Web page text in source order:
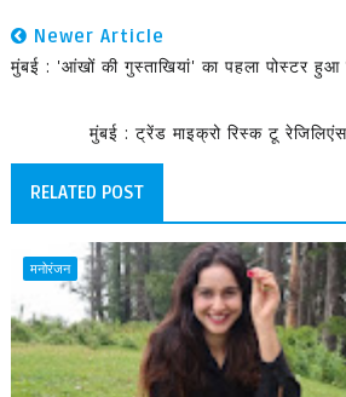
Newer Article
मुंबई : 'आंखों की गुस्ताखियां' का पहला पोस्टर हुआ
मुंबई : ट्रेंड माइक्रो रिस्क टू
RELATED POST
मनोरंजन